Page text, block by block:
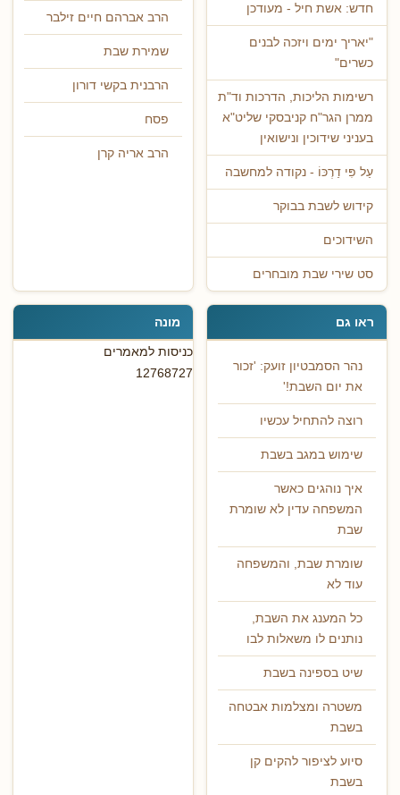
חדש: אשת חיל - מעודכן
"יאריך ימים ויזכה לבנים
כשרים"
רשימות הליכות, הדרכות וד"ת
ממרן הגר"ח קניבסקי שליט"א
בעניני שידוכין ונישואין
עַל פִּי דַרְכּוֹ - נקודה למחשבה
קידוש לשבת בבוקר
השידוכים
סט שירי שבת מובחרים
הרב אברהם חיים זילבר
שמירת שבת
הרבנית בקשי דורון
פסח
הרב אריה קרן
ראו גם
נהר הסמבטיון זועק: 'זכור
את יום השבת!'
רוצה להתחיל עכשיו
שימוש במגב בשבת
איך נוהגים כאשר
המשפחה עדין לא שומרת
שבת
שומרת שבת, והמשפחה
עוד לא
כל המענג את השבת,
נותנים לו משאלות לבו
שיט בספינה בשבת
משטרה ומצלמות אבטחה
בשבת
סיוע לציפור להקים קן
בשבת
מונה
כניסות למאמרים
12768727